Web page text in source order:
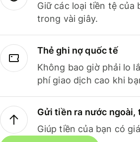
Giữ các loại tiền tệ của
trong vài giây.
Thẻ ghi nợ quốc tế
Không bao giờ phải lo
phí giao dịch cao khi
Gửi tiền ra nước ngoài,
Giúp tiền của bạn có